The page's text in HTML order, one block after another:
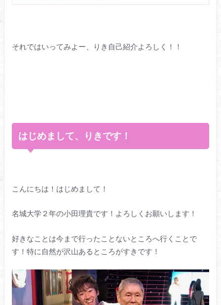
それではいってみよー、りき自己紹介よろしく！！
はじめまして、りきです！
こんにちは！はじめまして！
名城大学２年の小田理貴です！よろしくお願いします！
好きなことは今まで行ったことないところへ行くことで
す！特に自然が沢山あるところがすきです！